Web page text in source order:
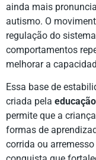
ainda mais
autismo. O
regulação do
comportamentos
melhorar a
Essa base de
criada pela
permite que a
formas de
corrida ou